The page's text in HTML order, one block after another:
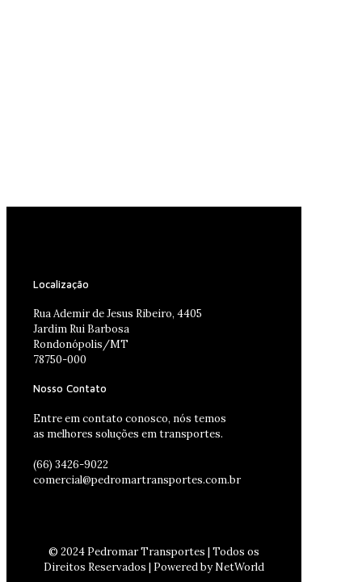
Localização
Rua Ademir de Jesus Ribeiro, 4405
Jardim Rui Barbosa
Rondonópolis/MT
78750-000
Nosso Contato
Entre em contato conosco, nós temos
as melhores soluções em transportes.
(66) 3426-9022
comercial@pedromartransportes.com.br
© 2024 Pedromar Transportes | Todos os
Direitos Reservados | Powered by NetWorld